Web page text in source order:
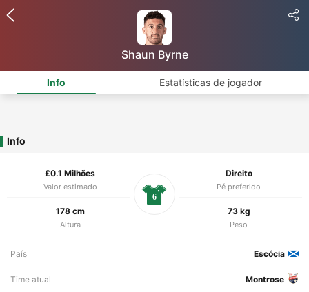
Shaun Byrne
Info Estatísticas de jogador
Info
£0.1 Milhões
Valor estimado
Direito
Pé preferido
178 cm
Altura
73 kg
Peso
6
País Escócia
Time atual Montrose